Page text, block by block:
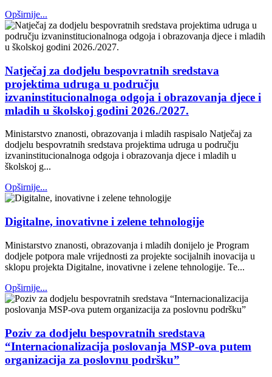
Opširnije...
Natječaj za dodjelu bespovratnih sredstava
projektima udruga u području
izvaninstitucionalnoga odgoja i obrazovanja djece i
mladih u školskoj godini 2026./2027.
Ministarstvo znanosti, obrazovanja i mladih raspisalo Natječaj za
dodjelu bespovratnih sredstava projektima udruga u području
izvaninstitucionalnoga odgoja i obrazovanja djece i mladih u
školskoj g...
Opširnije...
Digitalne, inovativne i zelene tehnologije
Ministarstvo znanosti, obrazovanja i mladih donijelo je Program
dodjele potpora male vrijednosti za projekte socijalnih inovacija u
sklopu projekta Digitalne, inovativne i zelene tehnologije. Te...
Opširnije...
Poziv za dodjelu bespovratnih sredstava
“Internacionalizacija poslovanja MSP-ova putem
organizacija za poslovnu podršku”